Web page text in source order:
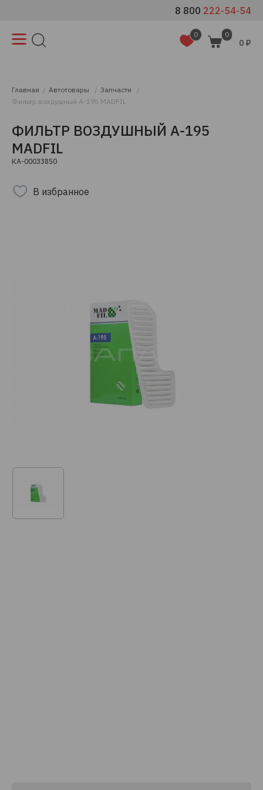
8 800 222-54-54
0 0
0 ₽
Главная Автотовары
Запчасти
Фильтр воздушный A-195 MADFIL
ФИЛЬТР ВОЗДУШНЫЙ A-195
MADFIL
КА-00033850
В избранное